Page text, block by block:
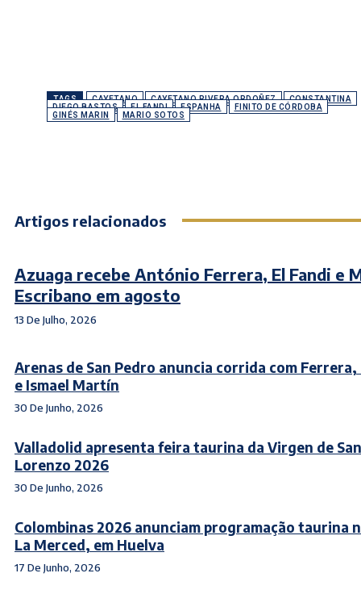
TAGS CAYETANO CAYETANO RIVERA ORDOÑEZ
CONSTANTINA
DIEGO BASTOS
EL FANDI ESPANHA
FINITO DE CÓRDOBA
GINÉS MARIN
MARIO SOTOS
Artigos relacionados
Azuaga recebe António Ferrera, El Fandi e
Escribano em agosto
13 De Julho, 2026
Arenas de San Pedro anuncia corrida com Ferrera,
e Ismael Martín
30 De Junho, 2026
Valladolid apresenta feira taurina da Virgen de San
Lorenzo 2026
30 De Junho, 2026
Colombinas 2026 anunciam programação taurina
La Merced, em Huelva
17 De Junho, 2026